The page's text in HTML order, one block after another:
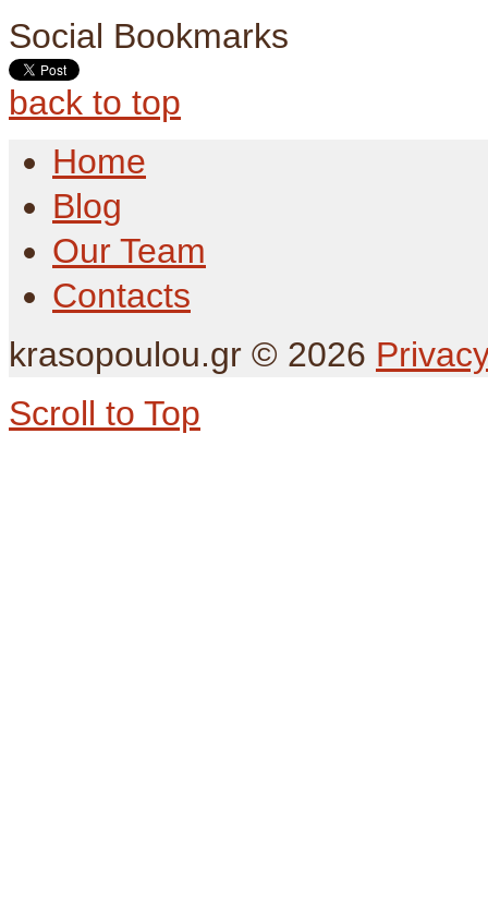
Social Bookmarks
back to top
Home
Blog
Our Team
Contacts
krasopoulou.gr © 2026
Scroll to Top